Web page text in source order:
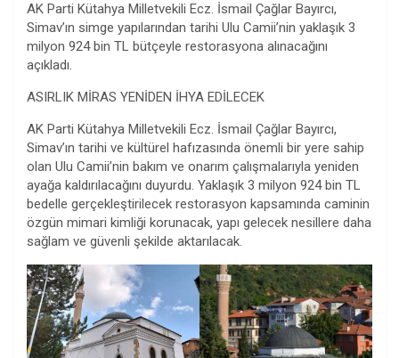
AK Parti Kütahya Milletvekili Ecz. İsmail Çağlar Bayırcı,
Simav’ın simge yapılarından tarihi Ulu Camii’nin yaklaşık 3
milyon 924 bin TL bütçeyle restorasyona alınacağını
açıkladı.
ASIRLIK MİRAS YENİDEN İHYA EDİLECEK
AK Parti Kütahya Milletvekili Ecz. İsmail Çağlar Bayırcı,
Simav’ın tarihi ve kültürel hafızasında önemli bir yere sahip
olan Ulu Camii’nin bakım ve onarım çalışmalarıyla yeniden
ayağa kaldırılacağını duyurdu. Yaklaşık 3 milyon 924 bin TL
bedelle gerçekleştirilecek restorasyon kapsamında caminin
özgün mimari kimliği korunacak, yapı gelecek nesillere daha
sağlam ve güvenli şekilde aktarılacak.